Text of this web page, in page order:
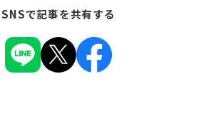
SNSで記事を共有する